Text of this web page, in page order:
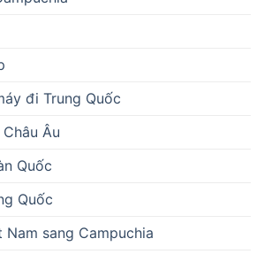
đi Trung Quốc
Âu
Quốc
Quốc
sang Campuchia